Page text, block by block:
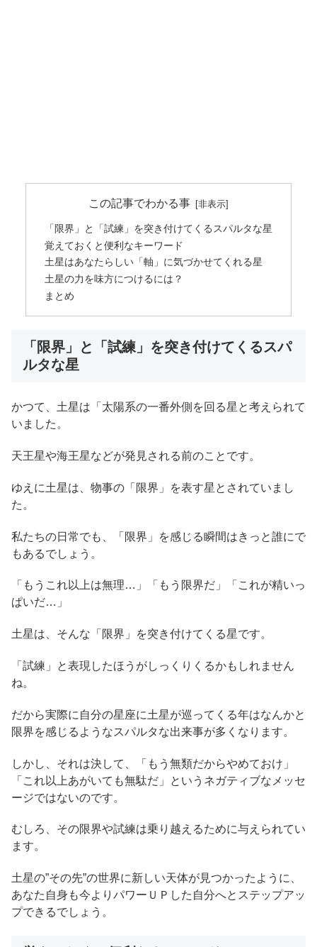
この記事でわかる事
「限界」と「試練」を突き付けてくるスパルタな星
覚えておくと便利なキーワード
土星はあなたらしい「軸」に気づかせてくれる星
土星の力を味方につけるには？
まとめ
「限界」と「試練」を突き付けてくるスパ
ルタな星
かつて、土星は「太陽系の一番外側を回る星と考えられて
いました。
天王星や海王星などが発見される前のことです。
ゆえに土星は、物事の「限界」を表す星とされていまし
た。
私たちの日常でも、「限界」を感じる瞬間はきっと誰にで
もあるでしょう。
「もうこれ以上は無理…」「もう限界だ」「これが精いっ
ぱいだ…」
土星は、そんな「限界」を突き付けてくる星です。
「試練」と表現したほうがしっくりくるかもしれません
ね。
だから実際に自分の星座に土星が巡ってくる年はなんかと
限界を感じるようなスパルタな出来事が多くなります。
しかし、それは決して、「もう無類だからやめておけ」
「これ以上あがいても無駄だ」というネガティブなメッセ
ージではないのです。
むしろ、その限界や試練は乗り越えるために与えられてい
ます。
土星の”その先”の世界に新しい天体が見つかったように、
あなた自身も今よりパワーＵＰした自分へとステップアッ
プできるでしょう。